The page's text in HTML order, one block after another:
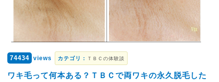
74434 views カテゴリ： ＴＢＣの体験談
ワキ毛って何本ある？ＴＢＣで両ワキの永久脱毛した